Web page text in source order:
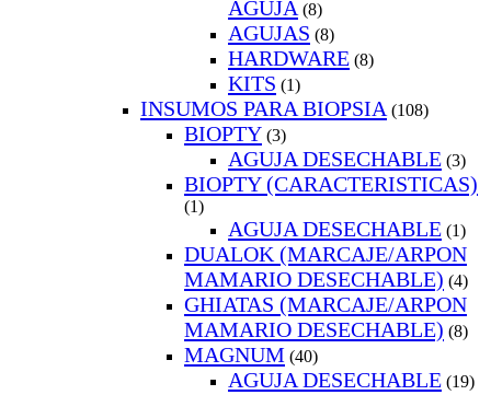
AGUJA (8)
AGUJAS (8)
HARDWARE (8)
KITS (1)
INSUMOS PARA BIOPSIA (108)
BIOPTY (3)
AGUJA DESECHABLE (3)
BIOPTY (CARACTERISTICAS)
(1)
AGUJA DESECHABLE (1)
DUALOK (MARCAJE/ARPON
MAMARIO DESECHABLE) (4)
GHIATAS (MARCAJE/ARPON
MAMARIO DESECHABLE) (8)
MAGNUM (40)
AGUJA DESECHABLE (19)